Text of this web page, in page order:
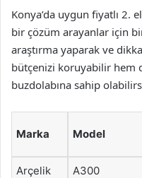
Konya’da uygun fiyatlı 2.
bir çözüm arayanlar için
araştırma yaparak ve
bütçenizi koruyabilir hem
buzdolabına sahip
Marka Model
Arçelik A300